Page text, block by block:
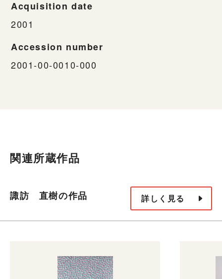
Acquisition date
2001
Accession number
2001-00-0010-000
関連所蔵作品
諏訪 直樹の作品 詳しく見る